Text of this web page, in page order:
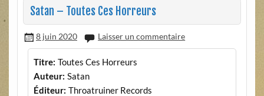
Satan – Toutes Ces Horreurs
8 juin 2020 Laisser un commentaire
Titre: Toutes Ces Horreurs
Auteur: Satan
Éditeur: Throatruiner Records